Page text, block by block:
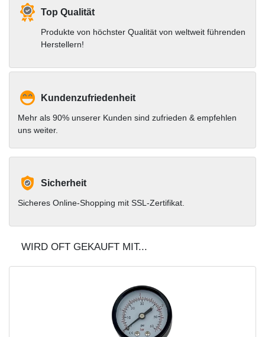
Top Qualität
Produkte von höchster Qualität von weltweit führenden
Herstellern!
Kundenzufriedenheit
Mehr als 90% unserer Kunden sind zufrieden & empfehlen
uns weiter.
Sicherheit
Sicheres Online-Shopping mit SSL-Zertifikat.
WIRD OFT GEKAUFT MIT...